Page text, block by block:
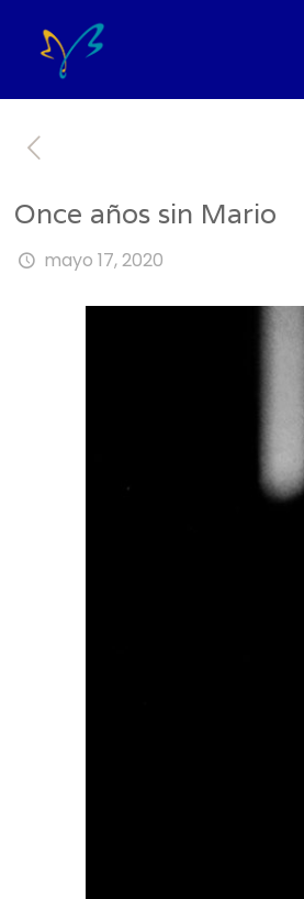
Once años sin Mario
mayo 17, 2020